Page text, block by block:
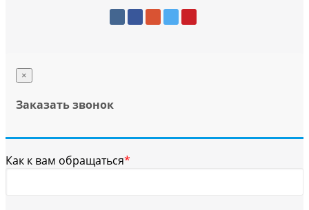
×
Заказать звонок
Как к вам обращаться*